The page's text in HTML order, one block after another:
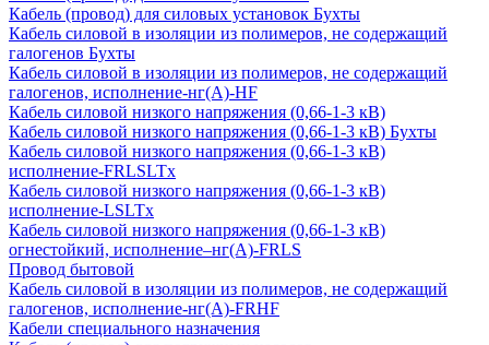
Кабель (провод) для силовых установок Бухты
Кабель силовой в изоляции из полимеров, не содержащий
галогенов Бухты
Кабель силовой в изоляции из полимеров, не содержащий
галогенов, исполнение-нг(А)-HF
Кабель силовой низкого напряжения (0,66-1-3 кВ)
Кабель силовой низкого напряжения (0,66-1-3 кВ) Бухты
Кабель силовой низкого напряжения (0,66-1-3 кВ)
исполнение-FRLSLTx
Кабель силовой низкого напряжения (0,66-1-3 кВ)
исполнение-LSLTx
Кабель силовой низкого напряжения (0,66-1-3 кВ)
огнестойкий, исполнение–нг(А)-FRLS
Провод бытовой
Кабель силовой в изоляции из полимеров, не содержащий
галогенов, исполнение-нг(А)-FRHF
Кабели специального назначения